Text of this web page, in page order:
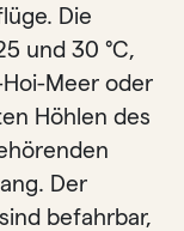
Die
und 30 °C,
Meer oder
Höhlen des
Der
befahrbar,